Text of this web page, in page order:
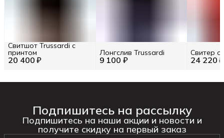
20 400 ₽
Свитшот Trussardi с
принтом
9 100 ₽
Лонгслив Trussardi
24 220 ₽
Свитер
Подпишитесь на рассылку
Подпишитесь на наши акции и новости и
получите скидку на первый заказ